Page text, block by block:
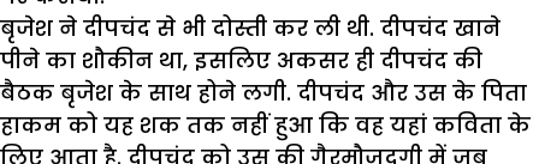
बृजेश ने दीपचंद से भी दोस्ती कर ली थी. दीपचंद खाने
पीने का शौकीन था, इसलिए अकसर ही दीपचंद की
बैठक बृजेश के साथ होने लगी. दीपचंद और उस के पिता
हाकम को यह शक तक नहीं हुआ कि वह यहां कविता के
लिए आता है. दीपचंद को उस की गैरमौजूदगी में जब